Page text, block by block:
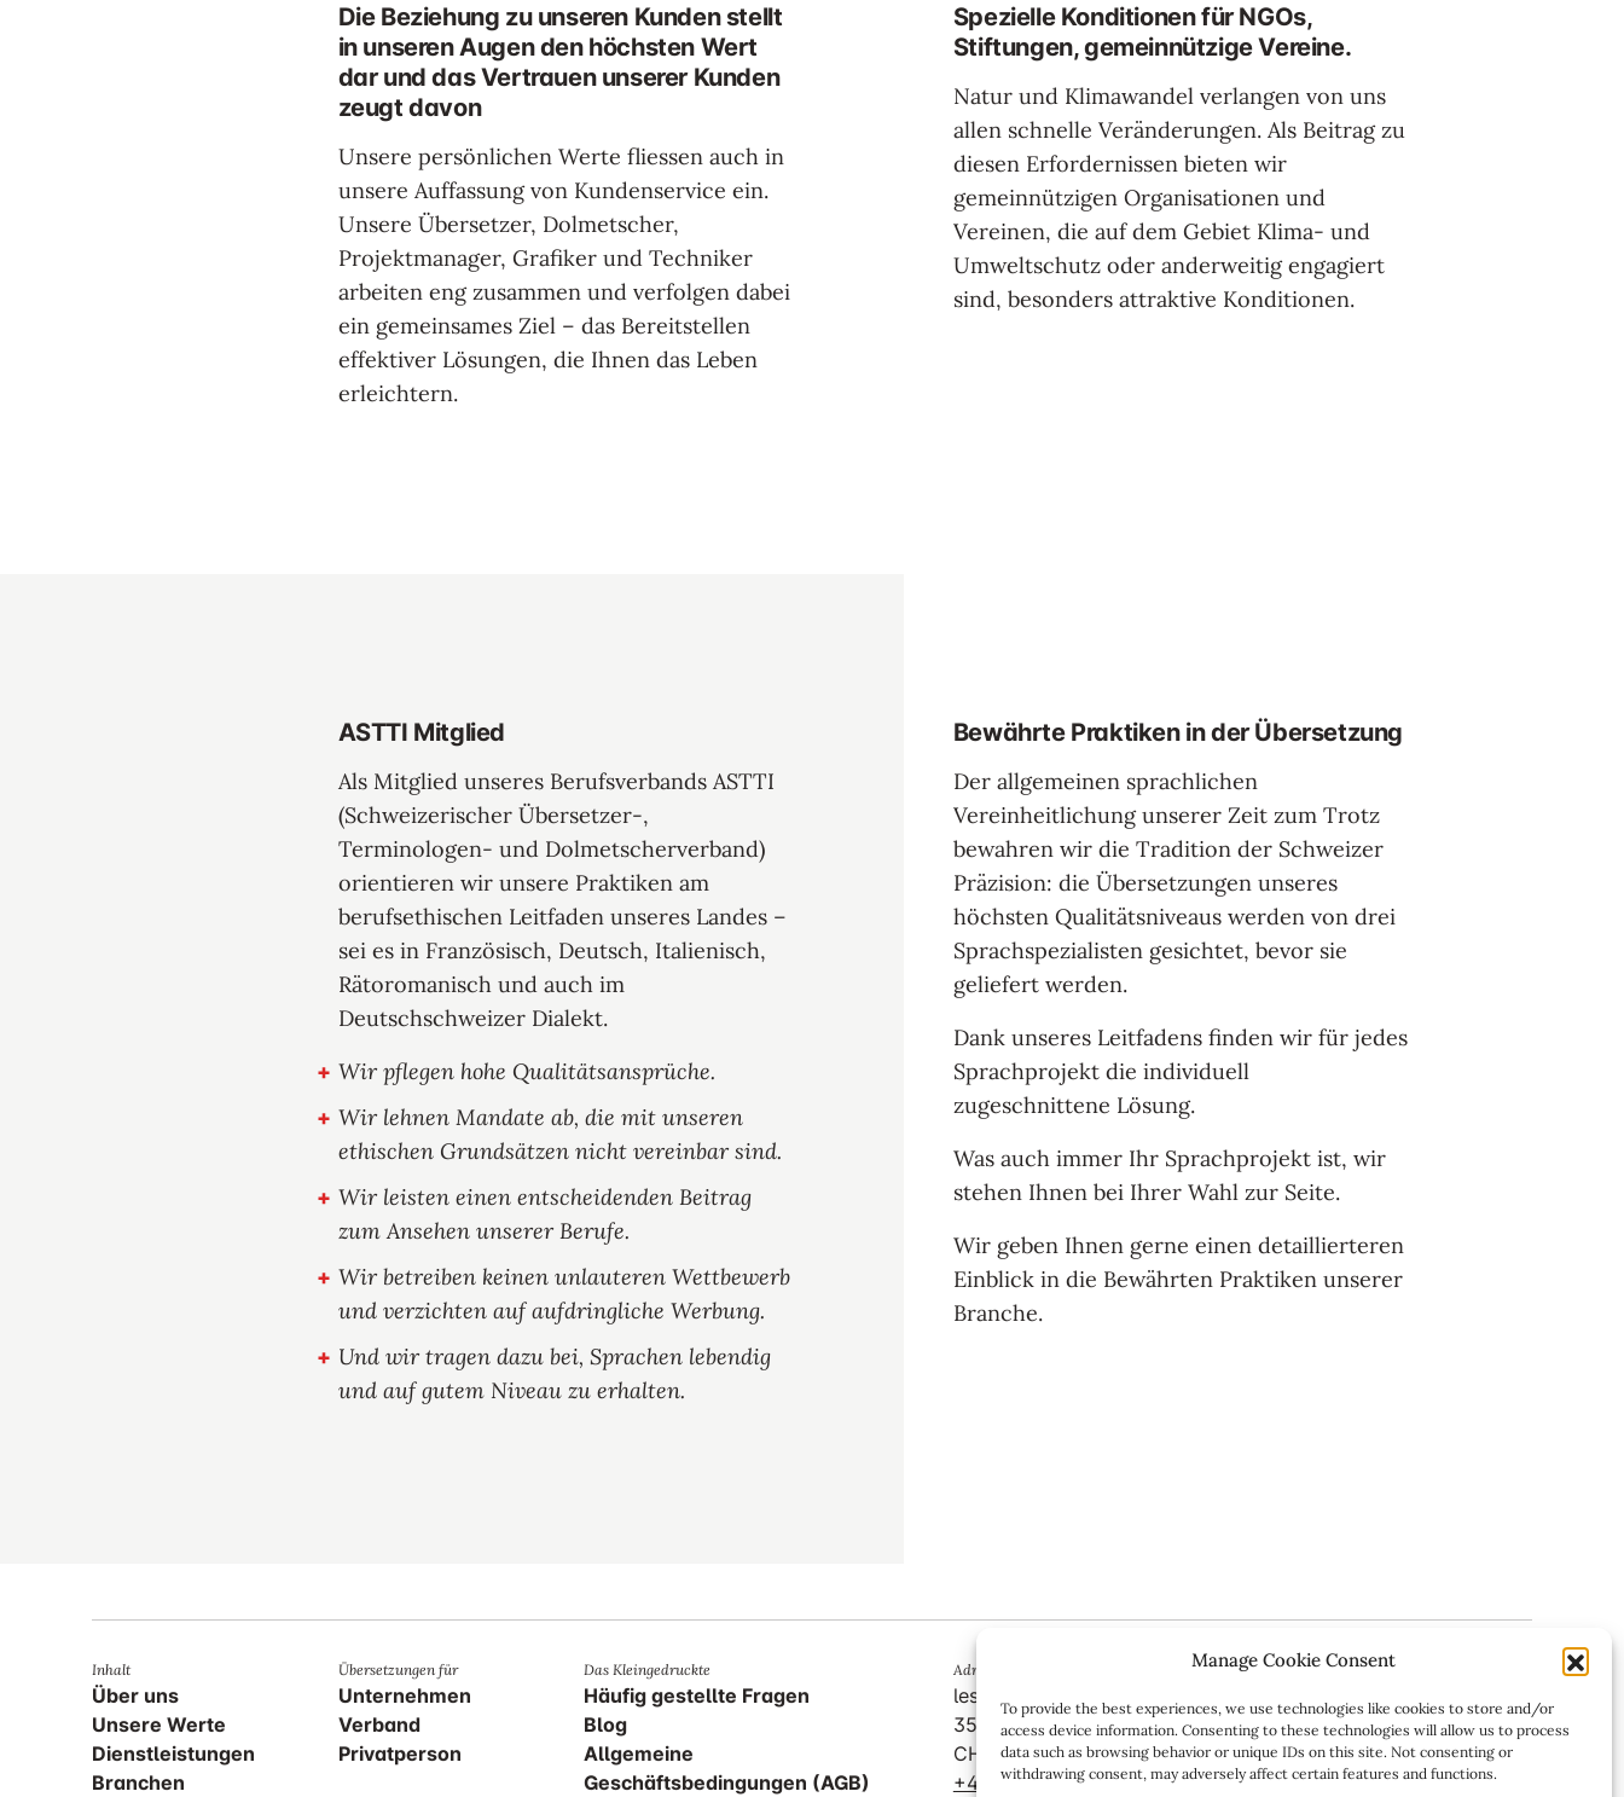
Manage Cookie Consent
To provide the best experiences, we use technologies like cookies to store and/or
access device information. Consenting to these technologies will allow us to process
data such as browsing behavior or unique IDs on this site. Not consenting or
withdrawing consent, may adversely affect certain features and functions.
Die Beziehung zu unseren Kunden stellt
in unseren Augen den höchsten Wert
dar und das Vertrauen unserer Kunden
zeugt davon
Unsere persönlichen Werte fliessen auch in
unsere Auffassung von Kundenservice ein.
Unsere Übersetzer, Dolmetscher,
Projektmanager, Grafiker und Techniker
arbeiten eng zusammen und verfolgen dabei
ein gemeinsames Ziel – das Bereitstellen
effektiver Lösungen, die Ihnen das Leben
erleichtern.
Spezielle Konditionen für NGOs,
Stiftungen, gemeinnützige Vereine.
Natur und Klimawandel verlangen von uns
allen schnelle Veränderungen. Als Beitrag zu
diesen Erfordernissen bieten wir
gemeinnützigen Organisationen und
Vereinen, die auf dem Gebiet Klima- und
Umweltschutz oder anderweitig engagiert
sind, besonders attraktive Konditionen.
ASTTI Mitglied
Als Mitglied unseres Berufsverbands ASTTI
(Schweizerischer Übersetzer-,
Terminologen- und Dolmetscherverband)
orientieren wir unsere Praktiken am
berufsethischen Leitfaden unseres Landes –
sei es in Französisch, Deutsch, Italienisch,
Rätoromanisch und auch im
Deutschschweizer Dialekt.
Wir pflegen hohe Qualitätsansprüche.
Wir lehnen Mandate ab, die mit unseren
ethischen Grundsätzen nicht vereinbar sind.
Wir leisten einen entscheidenden Beitrag
zum Ansehen unserer Berufe.
Wir betreiben keinen unlauteren Wettbewerb
und verzichten auf aufdringliche Werbung.
Und wir tragen dazu bei, Sprachen lebendig
und auf gutem Niveau zu erhalten.
Bewährte Praktiken in der Übersetzung
Der allgemeinen sprachlichen
Vereinheitlichung unserer Zeit zum Trotz
bewahren wir die Tradition der Schweizer
Präzision: die Übersetzungen unseres
höchsten Qualitätsniveaus werden von drei
Sprachspezialisten gesichtet, bevor sie
geliefert werden.
Dank unseres Leitfadens finden wir für jedes
Sprachprojekt die individuell
zugeschnittene Lösung.
Was auch immer Ihr Sprachprojekt ist, wir
stehen Ihnen bei Ihrer Wahl zur Seite.
Wir geben Ihnen gerne einen detaillierteren
Einblick in die Bewährten Praktiken unserer
Branche.
Inhalt
Über uns
Unsere Werte
Dienstleistungen
Branchen
Übersetzungen für
Unternehmen
Verband
Privatperson
Das Kleingedruckte
Häufig gestellte Fragen
Blog
Allgemeine
Geschäftsbedingungen (AGB)
Adresse
lestraducteurs.ch
35, rue des Communaux
CH – 1800 Vevey
+41 21 923 61 50
Mitglied von